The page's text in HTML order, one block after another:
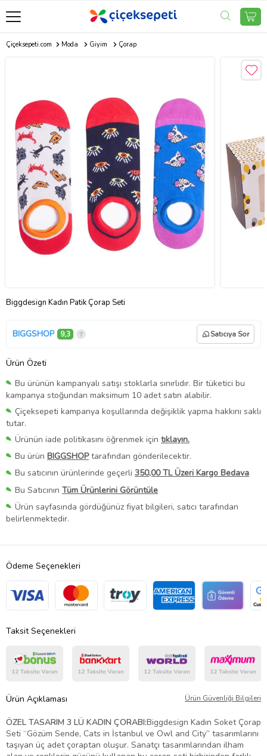
Çiçeksepeti.com Moda Giyim Çorap
Biggdesign Kadın Patik Çorap Seti
BIGGSHOP 9,3 Satıcıya Sor
Ürün Özeti
Bu ürünün kampanyalı satışı stoklarla sınırlıdır. Bir tüketici bu
kampanya stoğundan maksimum 10 adet satın alabilir.
Çiçeksepeti kampanya koşullarında değişiklik yapma hakkını saklı
tutar.
Ürünün iade politikasını öğrenmek için tıklayın.
Bu ürün BIGGSHOPtarafından gönderilecektir.
Bu satıcının ürünlerinde geçerli 350,00 TL Üzeri Kargo Bedava
Bu Satıcının Tüm Ürünlerini Görüntüle
Ürün sayfasında gördüğünüz fiyat bilgileri, satıcı tarafından
belirlenmektedir.
Ödeme Seçenekleri
Taksit Seçenekleri
Ürün Açıklaması Ürün Güvenliği Bilgileri
ÖZEL TASARIM 3 LÜ KADIN ÇORABI:Biggdesign Kadın Soket Çorap
Seti “Gözüm Sende, Cats in İstanbul ve Owl and City” tasarımlarını
taşıyan üç adet çoraptan oluşur. Sanatçı tasarımlarından ilham